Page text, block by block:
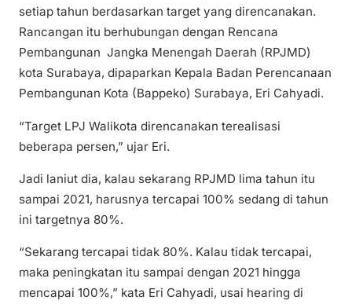
setiap tahun berdasarkan target yang direncanakan.
Rancangan itu berhubungan dengan Rencana
Pembangunan Jangka Menengah Daerah (RPJMD)
kota Surabaya, dipaparkan Kepala Badan Perencanaan
Pembangunan Kota (Bappeko) Surabaya, Eri Cahyadi.
“Target LPJ Walikota direncanakan terealisasi
beberapa persen,” ujar Eri.
Jadi laniut dia, kalau sekarang RPJMD lima tahun itu
sampai 2021, harusnya tercapai 100% sedang di tahun
ini targetnya 80%.
“Sekarang tercapai tidak 80%. Kalau tidak tercapai,
maka peningkatan itu sampai dengan 2021 hingga
mencapai 100%,” kata Eri Cahyadi, usai hearing di